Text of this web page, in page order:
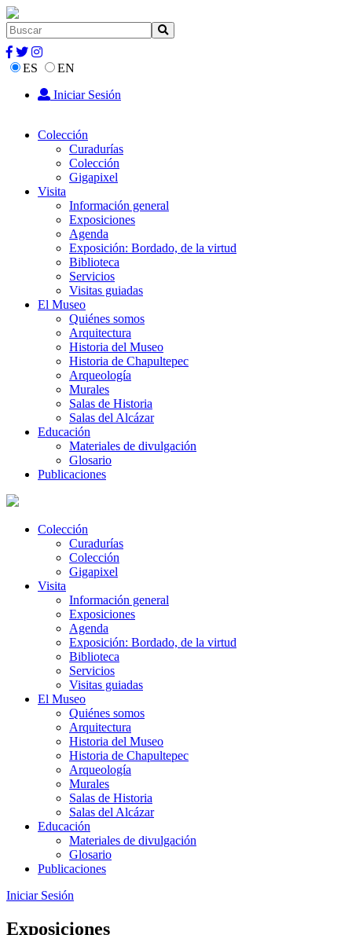
ES
EN
Iniciar Sesión
Colección
Curadurías
Colección
Gigapixel
Visita
Información general
Exposiciones
Agenda
Exposición: Bordado, de la virtud
Biblioteca
Servicios
Visitas guiadas
El Museo
Quiénes somos
Arquitectura
Historia del Museo
Historia de Chapultepec
Arqueología
Murales
Salas de Historia
Salas del Alcázar
Educación
Materiales de divulgación
Glosario
Publicaciones
Colección
Curadurías
Colección
Gigapixel
Visita
Información general
Exposiciones
Agenda
Exposición: Bordado, de la virtud
Biblioteca
Servicios
Visitas guiadas
El Museo
Quiénes somos
Arquitectura
Historia del Museo
Historia de Chapultepec
Arqueología
Murales
Salas de Historia
Salas del Alcázar
Educación
Materiales de divulgación
Glosario
Publicaciones
Iniciar Sesión
Exposiciones